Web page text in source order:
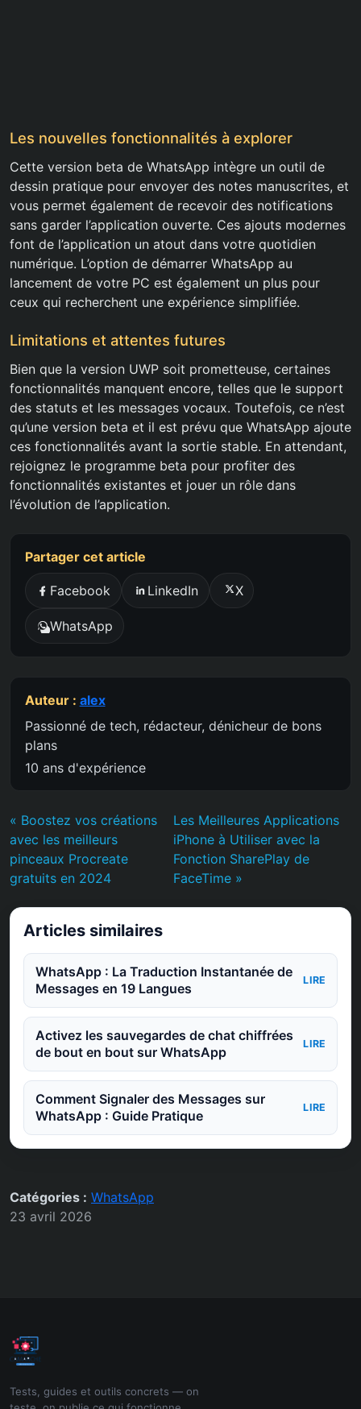
Les nouvelles fonctionnalités à explorer
Cette version beta de WhatsApp intègre un outil de
dessin pratique pour envoyer des notes manuscrites, et
vous permet également de recevoir des notifications
sans garder l’application ouverte. Ces ajouts modernes
font de l’application un atout dans votre quotidien
numérique. L’option de démarrer WhatsApp au
lancement de votre PC est également un plus pour
ceux qui recherchent une expérience simplifiée.
Limitations et attentes futures
Bien que la version UWP soit prometteuse, certaines
fonctionnalités manquent encore, telles que le support
des statuts et les messages vocaux. Toutefois, ce n’est
qu’une version beta et il est prévu que WhatsApp ajoute
ces fonctionnalités avant la sortie stable. En attendant,
rejoignez le programme beta pour profiter des
fonctionnalités existantes et jouer un rôle dans
l’évolution de l’application.
Partager cet article
Facebook LinkedIn X
WhatsApp
Auteur : alex
Passionné de tech, rédacteur, dénicheur de bons
plans
10 ans d'expérience
« Boostez vos créations
avec les meilleurs
pinceaux Procreate
gratuits en 2024
Les Meilleures Applications
iPhone à Utiliser avec la
Fonction SharePlay de
FaceTime »
Articles similaires
WhatsApp : La Traduction Instantanée de
Messages en 19 Langues
LIRE
Activez les sauvegardes de chat chiffrées
de bout en bout sur WhatsApp
LIRE
Comment Signaler des Messages sur
WhatsApp : Guide Pratique
LIRE
Catégories : WhatsApp
23 avril 2026
Tests, guides et outils concrets — on